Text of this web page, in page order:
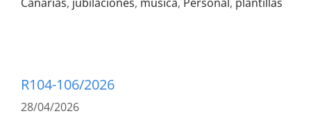
R104-106/2026
28/04/2026